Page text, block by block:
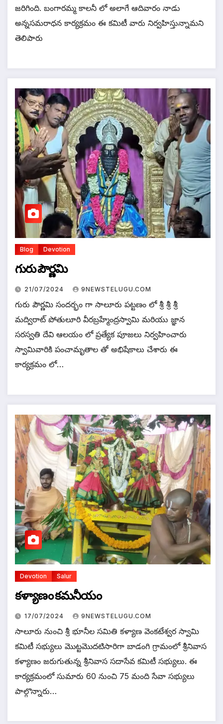
జరిగింది. బంగారమ్మ కాలనీ లో అలాగే ఆదివారం నాడు
అన్నసమరాధన కార్యక్రమం ఈ కమిటీ వారు నిర్వహిస్తున్నామని
తెలిపారు
Blog Devotion
గురు పౌర్ణమి
21/07/2024 9NEWSTELUGU.COM
గురు పౌర్ణమి సందర్భం గా సాలూరు పట్టణం లో శ్రీ శ్రీ శ్రీ
మద్విరాట్ పోతులూరి వీరబ్రహ్మేంద్రస్వామి మరియు జ్ఞాన
సరస్వతి దేవి ఆలయం లో ప్రత్యేక పూజలు నిర్వహించారు
స్వామివారికి పంచామృతాల తో అభిషేకాలు చేశారు ఈ
కార్యక్రమం లో…
Devotion Salur
కళ్యాణం కమనీయం
17/07/2024 9NEWSTELUGU.COM
సాలూరు నుంచి శ్రీ భూనీల సమితి కళ్యాణ వెంకటేశ్వర స్వామి
కమిటీ సభ్యులు మొట్టమొదటిసారిగా బాడంగి గ్రామంలో శ్రీనివాస
కళ్యాణం జరుగుతున్న శ్రీనివాస సదాసేవ కమిటీ సభ్యులు. ఈ
కార్యక్రమంలో సుమారు 60 నుంచి 75 మంది సేవా సభ్యులు
పాల్గొన్నారు…